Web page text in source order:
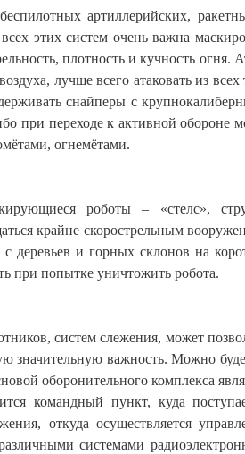
артиллерийских,
этих систем очень важна
плотность и кучность огня.
лучше всего атаковать из всех
снайперы с
при переходе к активной обороне
огнемётами.
роботы – «стелс»,
крайне скорострельным
деревьев и горных склонов на
при попытке уничтожить робота.
систем слежения, может
значительную важность. Можно
оборонительного комплекса
командный пункт, куда
откуда осуществляется
системами